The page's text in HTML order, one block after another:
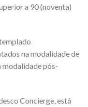
a 90 (noventa)
na modalidade de
modalidade pós-
Concierge, está